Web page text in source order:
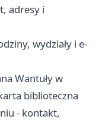
adresy i
wydziały i e-
Wantuły w
biblioteczna
- kontakt,